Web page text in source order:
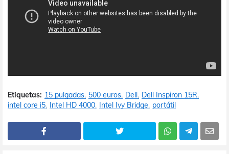
Etiquetas: 15 pulgadas 500 euros Dell Dell Inspiron 15R
intel core i5 Intel HD 4000 Intel Ivy Bridge portátil